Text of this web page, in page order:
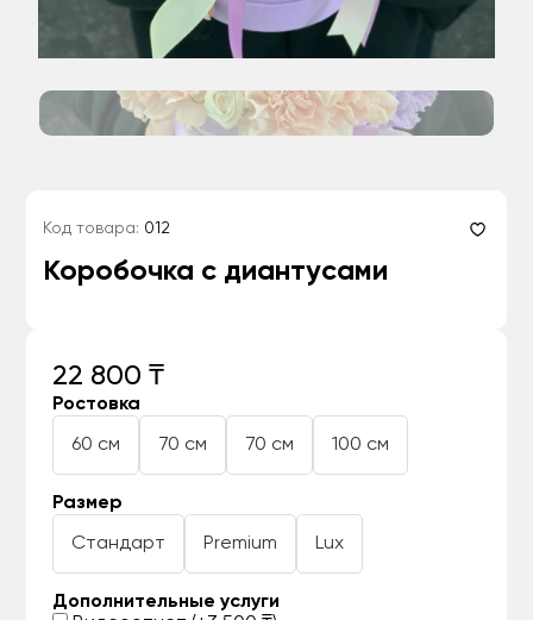
Код товара: 012
Коробочка с диантусами
22 800 ₸
Ростовка
60 см 70 см 70 см 100 см
Размер
Стандарт Premium Lux
Дополнительные услуги